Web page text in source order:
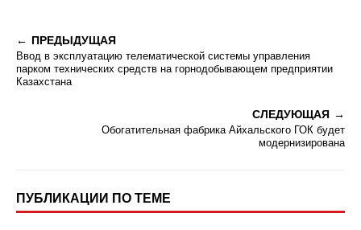
ПРЕДЫДУЩАЯ
Ввод в эксплуатацию телематической системы управления
парком технических средств на горнодобывающем предприятии
Казахстана
СЛЕДУЮЩАЯ
Обогатительная фабрика Айхальского ГОК будет
модернизирована
ПУБЛИКАЦИИ ПО ТЕМЕ